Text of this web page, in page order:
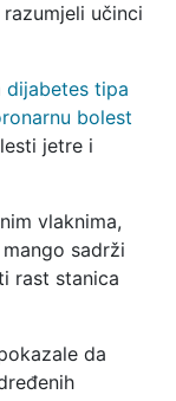
učinci
dijabetes tipa
bolest
jetre i
vlaknima,
sadrži
rast stanica
da